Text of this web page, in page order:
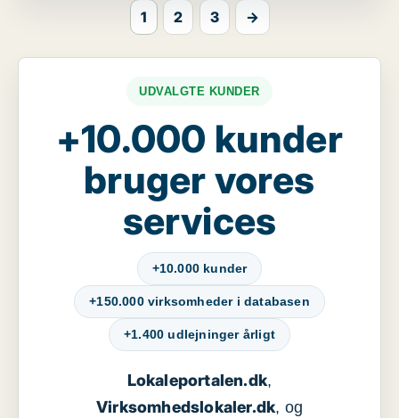
1 2 3 →
UDVALGTE KUNDER
+10.000 kunder
bruger vores
services
+10.000 kunder
+150.000 virksomheder i databasen
+1.400 udlejninger årligt
Lokaleportalen.dk,
Virksomhedslokaler.dk, og